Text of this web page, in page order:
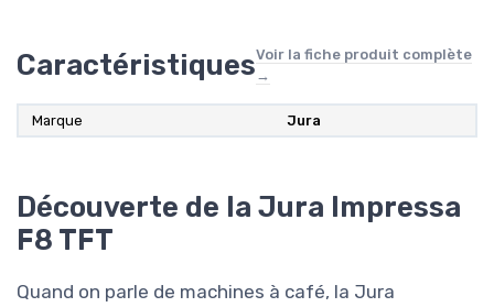
CaractéristiquesVoir la fiche produit complète
→
Marque Jura
Découverte de la Jura Impressa
F8 TFT
Quand on parle de machines à café, la Jura